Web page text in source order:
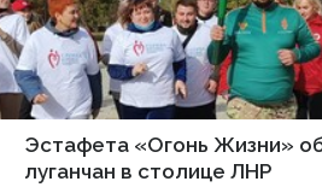
Эстафета «Огонь Жизни»
луганчан в столице ЛНР